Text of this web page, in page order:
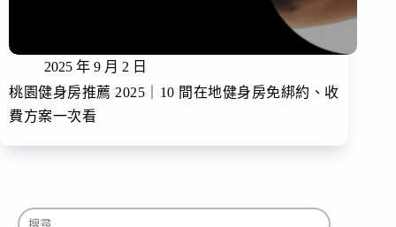
2025 年 9 月 2 日
桃園健身房推薦 2025｜10 間在地健身房免綁約、收
費方案一次看